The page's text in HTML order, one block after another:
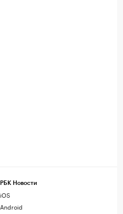
РБК Новости
iOS
Android